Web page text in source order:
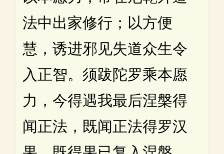
法中出家修行；以方便
慧，诱进邪见失道众生令
入正智。须跋陀罗乘本愿
力，今得遇我最后涅槃得
闻正法，既闻正法得罗汉